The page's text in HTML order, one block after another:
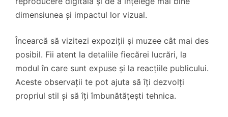
dimensiunea și impactul lor vizual.
Încearcă să vizitezi expoziții și muzee cât mai des
posibil. Fii atent la detaliile fiecărei lucrări, la
modul în care sunt expuse și la reacțiile publicului.
Aceste observații te pot ajuta să îți dezvolți
propriul stil și să îți îmbunătățești tehnica.